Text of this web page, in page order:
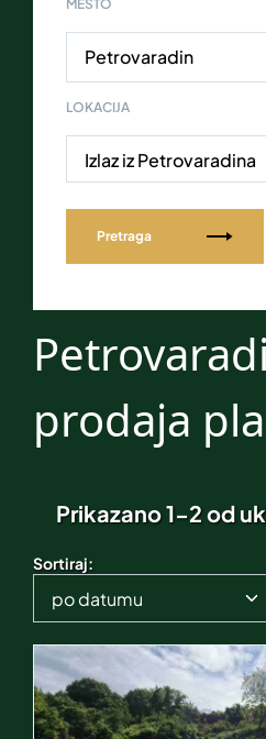
MESTO
LOKACIJA
Izlaz iz Petrovaradina
Pretraga
prodaja
Prikazano 1-2 od
Sortiraj:
po datumu